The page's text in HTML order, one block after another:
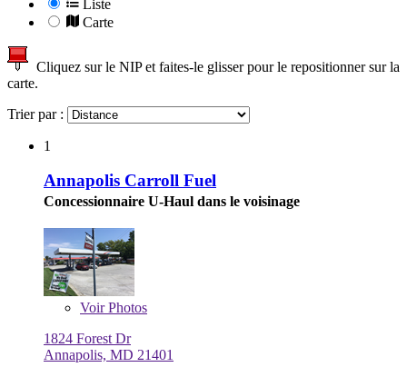
Liste
Carte
Cliquez sur le NIP et faites-le glisser pour le repositionner sur la
carte.
Trier par :
1
Annapolis Carroll Fuel
Concessionnaire U-Haul dans le voisinage
VoirPhotos
1824 Forest Dr
Annapolis, MD 21401